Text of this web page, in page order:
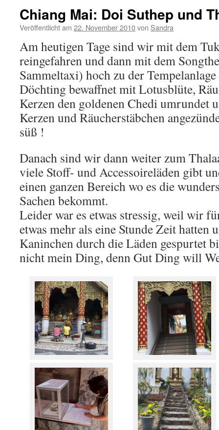
Chiang Mai: Doi Suthep und
Veröffentlicht am 22. November 2010von Sandra
Am heutigen Tage sind wir mit dem
reingefahren und dann mit dem
Sammeltaxi) hoch zu der
Döchting bewaffnet mit Lotusblüte,
Kerzen den goldenen Chedi umrundet
Kerzen und Räucherstäbchen
süß !
Danach sind wir dann weiter zum
viele Stoff- und Accessoireläden gibt
einen ganzen Bereich wo es die
Sachen bekommt.
Leider war es etwas stressig, weil wir
etwas mehr als eine Stunde Zeit hatten
Kaninchen durch die Läden gespurtet
nicht mein Ding, denn Gut Ding will